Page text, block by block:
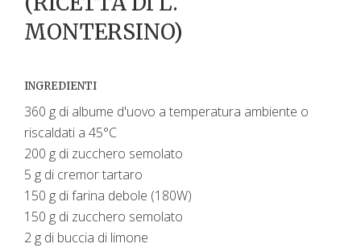
MONTERSINO)
INGREDIENTI
360 g di albume d'uovo a temperatura ambiente o
riscaldati a 45°C
200 g di zucchero semolato
5 g di cremor tartaro
150 g di farina debole (180W)
150 g di zucchero semolato
2 g di buccia di limone